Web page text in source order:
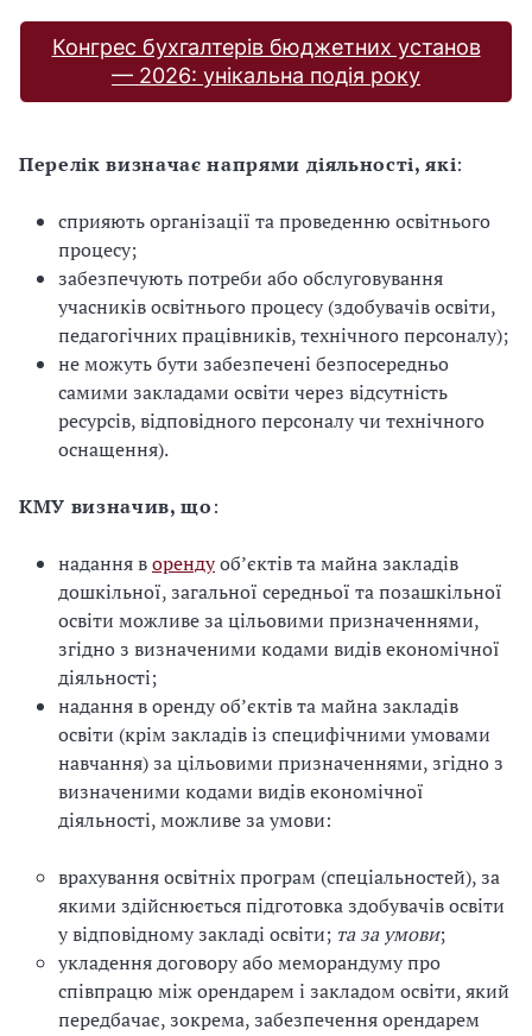
Конгрес бухгалтерів бюджетних установ
— 2026: унікальна подія року
Перелік визначає напрями діяльності, які:
сприяють організації та проведенню освітнього
процесу;
забезпечують потреби або обслуговування
учасників освітнього процесу (здобувачів освіти,
педагогічних працівників, технічного персоналу);
не можуть бути забезпечені безпосередньо
самими закладами освіти через відсутність
ресурсів, відповідного персоналу чи технічного
оснащення).
КМУ визначив, що:
надання ворендуобʼєктів та майна закладів
дошкільної, загальної середньої та позашкільної
освіти можливе за цільовими призначеннями,
згідно з визначеними кодами видів економічної
діяльності;
надання в оренду обʼєктів та майна закладів
освіти (крім закладів із специфічними умовами
навчання) за цільовими призначеннями, згідно з
визначеними кодами видів економічної
діяльності, можливе за умови:
врахування освітніх програм (спеціальностей), за
якими здійснюється підготовка здобувачів освіти
у відповідному закладі освіти; та за умови;
укладення договору або меморандуму про
співпрацю між орендарем і закладом освіти, який
передбачає, зокрема, забезпечення орендарем